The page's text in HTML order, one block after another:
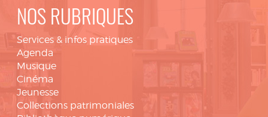
NOS RUBRIQUES
Services & infos pratiques
Agenda
Musique
Cinéma
Jeunesse
Collections patrimoniales